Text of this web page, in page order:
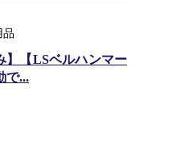
品
】【LSベルハンマー
で...